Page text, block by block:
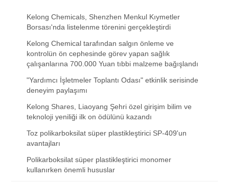
Kelong Chemicals, Shenzhen Menkul Kıymetler
Borsası'nda listelenme törenini gerçekleştirdi
Kelong Chemical tarafından salgın önleme ve
kontrolün ön cephesinde görev yapan sağlık
çalışanlarına 700.000 Yuan tıbbi malzeme bağışlandı
"Yardımcı İşletmeler Toplantı Odası" etkinlik serisinde
deneyim paylaşımı
Kelong Shares, Liaoyang Şehri özel girişim bilim ve
teknoloji yeniliği ilk on ödülünü kazandı
Toz polikarboksilat süper plastikleştirici SP-409'un
avantajları
Polikarboksilat süper plastikleştirici monomer
kullanırken önemli hususlar